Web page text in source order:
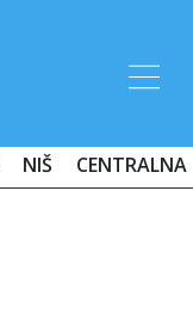
NIŠ CENTRALNA